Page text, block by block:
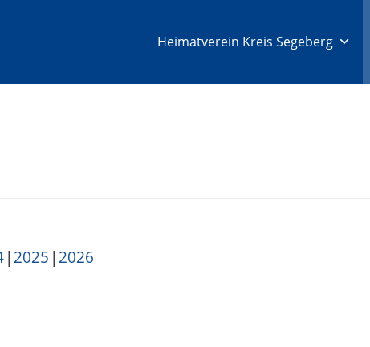
Heimatverein Kreis Segeberg
2025 2026